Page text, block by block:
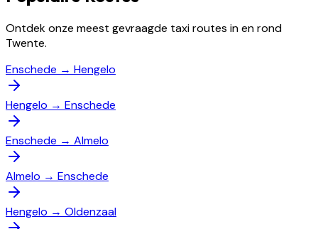
Ontdek onze meest gevraagde taxi routes in en rond
Twente.
Enschede → Hengelo
Hengelo → Enschede
Enschede → Almelo
Almelo → Enschede
Hengelo → Oldenzaal